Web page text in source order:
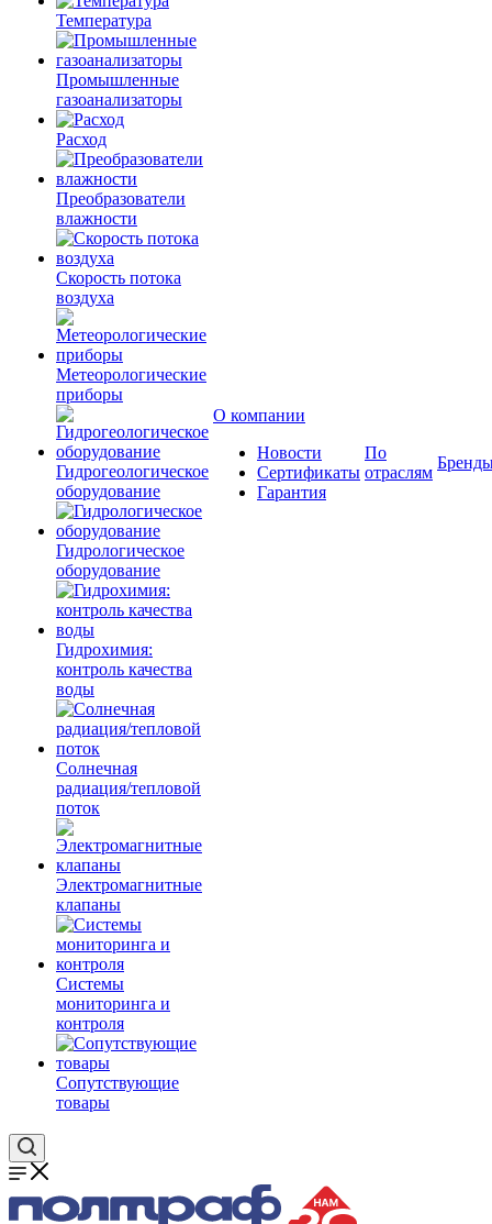
Температура
Промышленные
газоанализаторы
Расход
Преобразователи
влажности
Скорость потока
воздуха
Метеорологические
приборы
Гидрогеологическое
оборудование
Гидрологическое
оборудование
Гидрохимия:
контроль качества
воды
Солнечная
радиация/тепловой
поток
Электромагнитные
клапаны
Системы
мониторинга и
контроля
Сопутствующие
товары
О компании
Новости
Сертификаты
Гарантия
По
отраслям